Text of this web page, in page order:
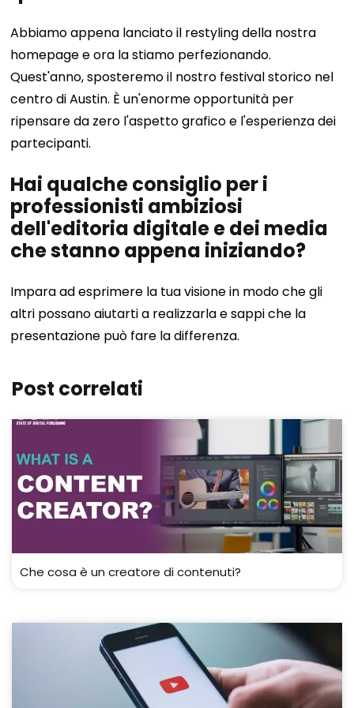
Abbiamo appena lanciato il restyling della nostra
homepage e ora la stiamo perfezionando.
Quest'anno, sposteremo il nostro festival storico nel
centro di Austin. È un'enorme opportunità per
ripensare da zero l'aspetto grafico e l'esperienza dei
partecipanti.
Hai qualche consiglio per i
professionisti ambiziosi
dell'editoria digitale e dei media
che stanno appena iniziando?
Impara ad esprimere la tua visione in modo che gli
altri possano aiutarti a realizzarla e sappi che la
presentazione può fare la differenza.
Post correlati
Che cosa è un creatore di contenuti?